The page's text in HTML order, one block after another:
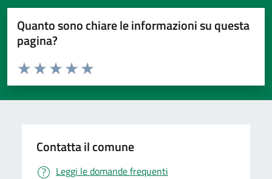
Quanto sono chiare le informazioni su questa
pagina?
Valuta da 1 a 5 stelle la pagina
Valuta 5 stelle su 5
Valuta 4 stelle su 5
Valuta 3 stelle su 5
Valuta 2 stelle su 5
Valuta 1 stelle su 5
Contatta il comune
Leggi le domande frequenti